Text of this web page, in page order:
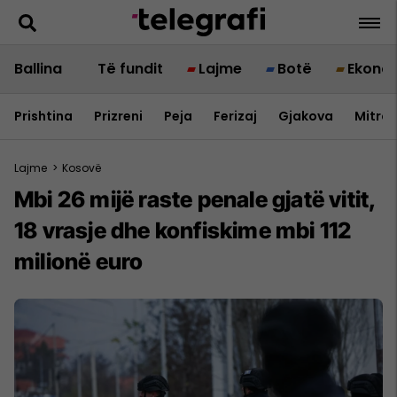
Ballina Të fundit Lajme Botë
Prishtina Prizreni Peja Ferizaj Gjakova
Lajme > Kosovë
Mbi 26 mijë raste penale gjatë vitit,
18 vrasje dhe konfiskime mbi 112
milionë euro